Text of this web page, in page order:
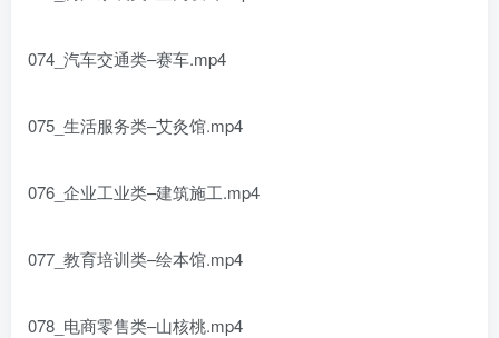
074_汽车交通类–赛车.mp4
075_生活服务类–艾灸馆.mp4
076_企业工业类–建筑施工.mp4
077_教育培训类–绘本馆.mp4
078_电商零售类–山核桃.mp4